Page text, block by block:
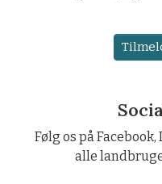
Følg os på
alle